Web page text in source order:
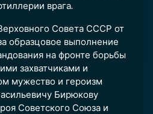
врага.
Совета СССР от
образцовое выполнение
на фронте борьбы
захватчиками и
мужество и героизм
Бирюкову
Советского Союза и